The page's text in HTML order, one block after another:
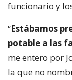
funcionario y
“Estábamos
potable a las
me entero por
la que no